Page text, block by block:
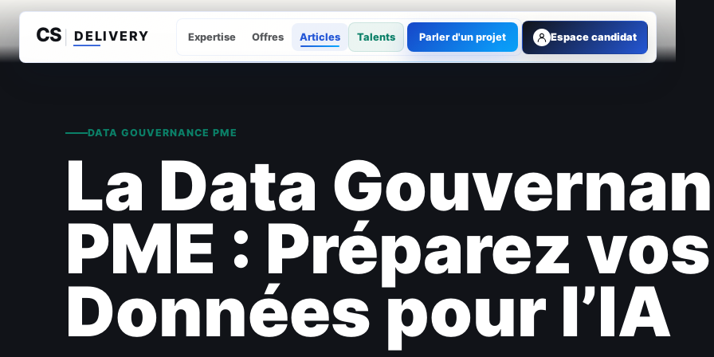
Expertise Offres Articles Talents Parler d'un projet Espace candidat
DATA GOUVERNANCE PME
La Data
PME : Préparez vos
Données pour l’IA